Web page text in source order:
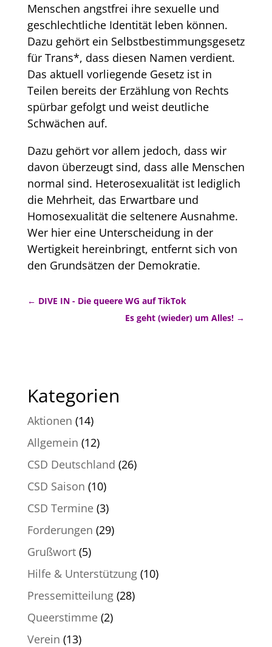
Menschen angstfrei ihre sexuelle und
geschlechtliche Identität leben können.
Dazu gehört ein Selbstbestimmungsgesetz
für Trans*, dass diesen Namen verdient.
Das aktuell vorliegende Gesetz ist in
Teilen bereits der Erzählung von Rechts
spürbar gefolgt und weist deutliche
Schwächen auf.
Dazu gehört vor allem jedoch, dass wir
davon überzeugt sind, dass alle Menschen
normal sind. Heterosexualität ist lediglich
die Mehrheit, das Erwartbare und
Homosexualität die seltenere Ausnahme.
Wer hier eine Unterscheidung in der
Wertigkeit hereinbringt, entfernt sich von
den Grundsätzen der Demokratie.
← DIVE IN - Die queere WG auf TikTok
Es geht (wieder) um Alles! →
Kategorien
Aktionen (14)
Allgemein (12)
CSD Deutschland (26)
CSD Saison (10)
CSD Termine(3)
Forderungen (29)
Grußwort(5)
Hilfe & Unterstützung(10)
Pressemitteilung(28)
Queerstimme(2)
Verein (13)